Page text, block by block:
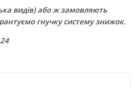
видів) або ж замовляють
гнучку систему знижок.
Ігри та конкурси на Новий рік
для всієї сім’ї — ідеї для